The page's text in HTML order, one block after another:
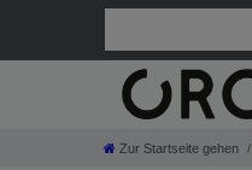
Zur Startseite gehen